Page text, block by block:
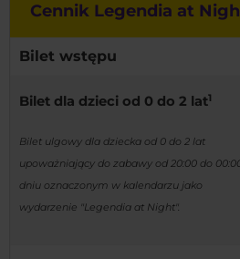
Cennik Legendia at
Bilet wstępu
Bilet dla dzieci od 0 do 2 lat1
Bilet ulgowy dla dziecka od 0 do 2 lat
upoważniający do zabawy od 20:00 do
dniu oznaczonym w kalendarzu jako
wydarzenie "Legendia at Night".